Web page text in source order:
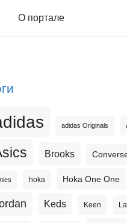
О портале
adidas Originals
Brooks
hoka Hoka One One
Keds Keen